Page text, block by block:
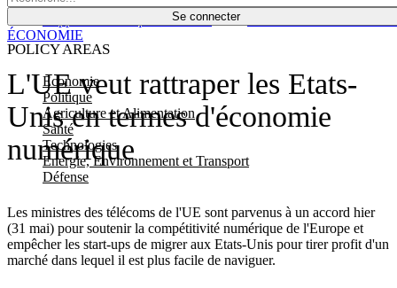
Se connecter
POLICY AREAS
Economie
Politique
Agriculture et Alimentation
Santé
Technologies
Energie, Environnement et Transport
Défense
Économie
L'UE veut rattraper les Etats-
Unis en termes d'économie
numérique
Les ministres des télécoms de l'UE sont parvenus à un accord hier
(31 mai) pour soutenir la compétitivité numérique de l'Europe et
empêcher les start-ups de migrer aux Etats-Unis pour tirer profit d'un
marché dans lequel il est plus facile de naviguer.
ÉCONOMIE